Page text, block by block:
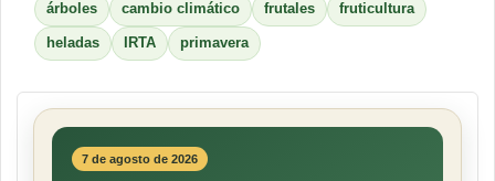
árboles cambio climático frutales fruticultura
heladas IRTA primavera
7 de agosto de 2026